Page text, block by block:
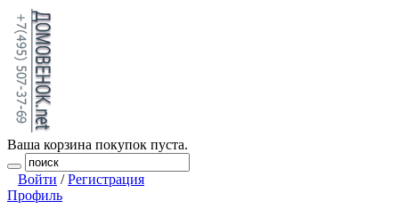
Ваша корзина покупок пуста.
Войти /Регистрация
Профиль